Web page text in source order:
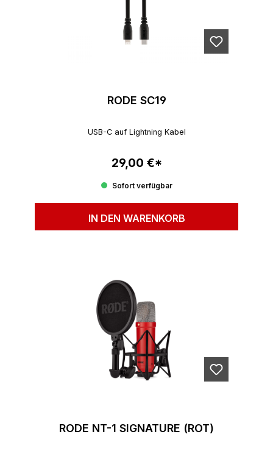
RODE SC19
USB-C auf Lightning Kabel
Regulärer Preis:
29,00 €*
Sofort verfügbar
IN DEN WARENKORB
RODE NT-1 SIGNATURE (ROT)